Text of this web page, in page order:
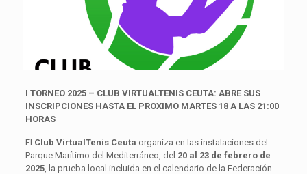
I TORNEO 2025 – CLUB VIRTUALTENIS CEUTA: ABRE SUS
INSCRIPCIONES HASTA EL PROXIMO MARTES 18 A LAS 21:00
HORAS
El Club VirtualTenis Ceuta organiza en las instalaciones del
Parque Marítimo del Mediterráneo, del 20 al 23 de febrero de
2025, la prueba local incluida en el calendario de la Federación